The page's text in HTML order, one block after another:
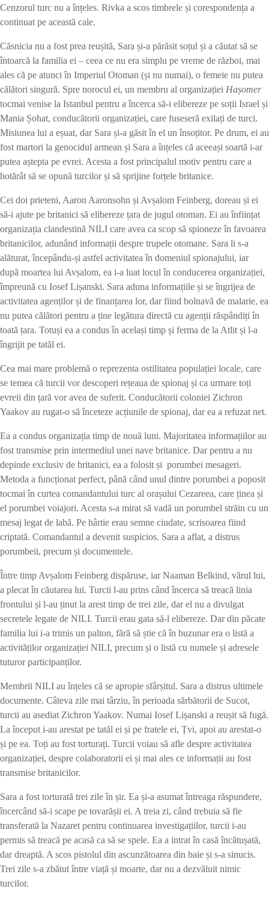
Cenzorul turc nu a înțeles. Rivka a scos timbrele și corespondența a
continuat pe această cale.
Căsnicia nu a fost prea reușită, Sara și-a părăsit soțul și a căutat să se
întoarcă la familia ei – ceea ce nu era simplu pe vreme de război, mai
ales că pe atunci în Imperiul Otoman (și nu numai), o femeie nu putea
călători singură. Spre norocul ei, un membru al organizației Hașomer
tocmai venise la Istanbul pentru a încerca să-i elibereze pe soții Israel și
Mania Șohat, conducătorii organizației, care fuseseră exilați de turci.
Misiunea lui a eșuat, dar Sara și-a găsit în el un însoțitor. Pe drum, ei au
fost martori la genocidul armean și Sara a înțeles că aceeași soartă i-ar
putea aștepta pe evrei. Acesta a fost principalul motiv pentru care a
hotărât să se opună turcilor și să sprijine forțele britanice.
Cei doi prieteni, Aaron Aaronsohn și Avșalom Feinberg, doreau și ei
să-i ajute pe britanici să elibereze țara de jugul otoman. Ei au înființat
organizația clandestină NILI care avea ca scop să spioneze în favoarea
britanicilor, adunând informații despre trupele otomane. Sara li s-a
alăturat, începându-și astfel activitatea în domeniul spionajului, iar
după moartea lui Avșalom, ea i-a luat locul în conducerea organizației,
împreună cu Iosef Lișanski. Sara aduna informațiile și se îngrijea de
activitatea agenților și de finanțarea lor, dar fiind bolnavă de malarie, ea
nu putea călători pentru a ține legătura directă cu agenții răspândiți în
toată țara. Totuși ea a condus în același timp și ferma de la Atlit și l-a
îngrijit pe tatăl ei.
Cea mai mare problemă o reprezenta ostilitatea populației locale, care
se temea că turcii vor descoperi rețeaua de spionaj și ca urmare toți
evreii din țară vor avea de suferit. Conducătorii coloniei Zichron
Yaakov au rugat-o să înceteze acțiunile de spionaj, dar ea a refuzat net.
Ea a condus organizația timp de nouă luni. Majoritatea informațiilor au
fost transmise prin intermediul unei nave britanice. Dar pentru a nu
depinde exclusiv de britanici, ea a folosit și porumbei mesageri.
Metoda a funcționat perfect, până când unul dintre porumbei a poposit
tocmai în curtea comandantului turc al orașului Cezareea, care ținea și
el porumbei voiajori. Acesta s-a mirat să vadă un porumbel străin cu un
mesaj legat de labă. Pe hârtie erau semne ciudate, scrisoarea fiind
criptată. Comandantul a devenit suspicios. Sara a aflat, a distrus
porumbeii, precum și documentele.
Între timp Avșalom Feinberg dispăruse, iar Naaman Belkind, vărul lui,
a plecat în căutarea lui. Turcii l-au prins când încerca să treacă linia
frontului și l-au ținut la arest timp de trei zile, dar el nu a divulgat
secretele legate de NILI. Turcii erau gata să-l elibereze. Dar din păcate
familia lui i-a trimis un palton, fără să știe că în buzunar era o listă a
activităților organizației NILI, precum și o listă cu numele și adresele
tuturor participanților.
Membrii NILI au înțeles că se apropie sfârșitul. Sara a distrus ultimele
documente. Câteva zile mai târziu, în perioada sărbătorii de Sucot,
turcii au asediat Zichron Yaakov. Numai Iosef Lișanski a reușit să fugă.
La început i-au arestat pe tatăl ei și pe fratele ei, Țvi, apoi au arestat-o
și pe ea. Toți au fost torturați. Turcii voiau să afle despre activitatea
organizației, despre colaboratorii ei și mai ales ce informații au fost
transmise britanicilor.
Sara a fost torturată trei zile în șir. Ea și-a asumat întreaga răspundere,
încercând să-i scape pe tovarășii ei. A treia zi, când trebuia să fie
transferată la Nazaret pentru continuarea investigațiilor, turcii i-au
permis să treacă pe acasă ca să se spele. Ea a intrat în casă încătușată,
dar dreaptă. A scos pistolul din ascunzătoarea din baie și s-a sinucis.
Trei zile s-a zbătut între viață și moarte, dar nu a dezvăluit nimic
turcilor.